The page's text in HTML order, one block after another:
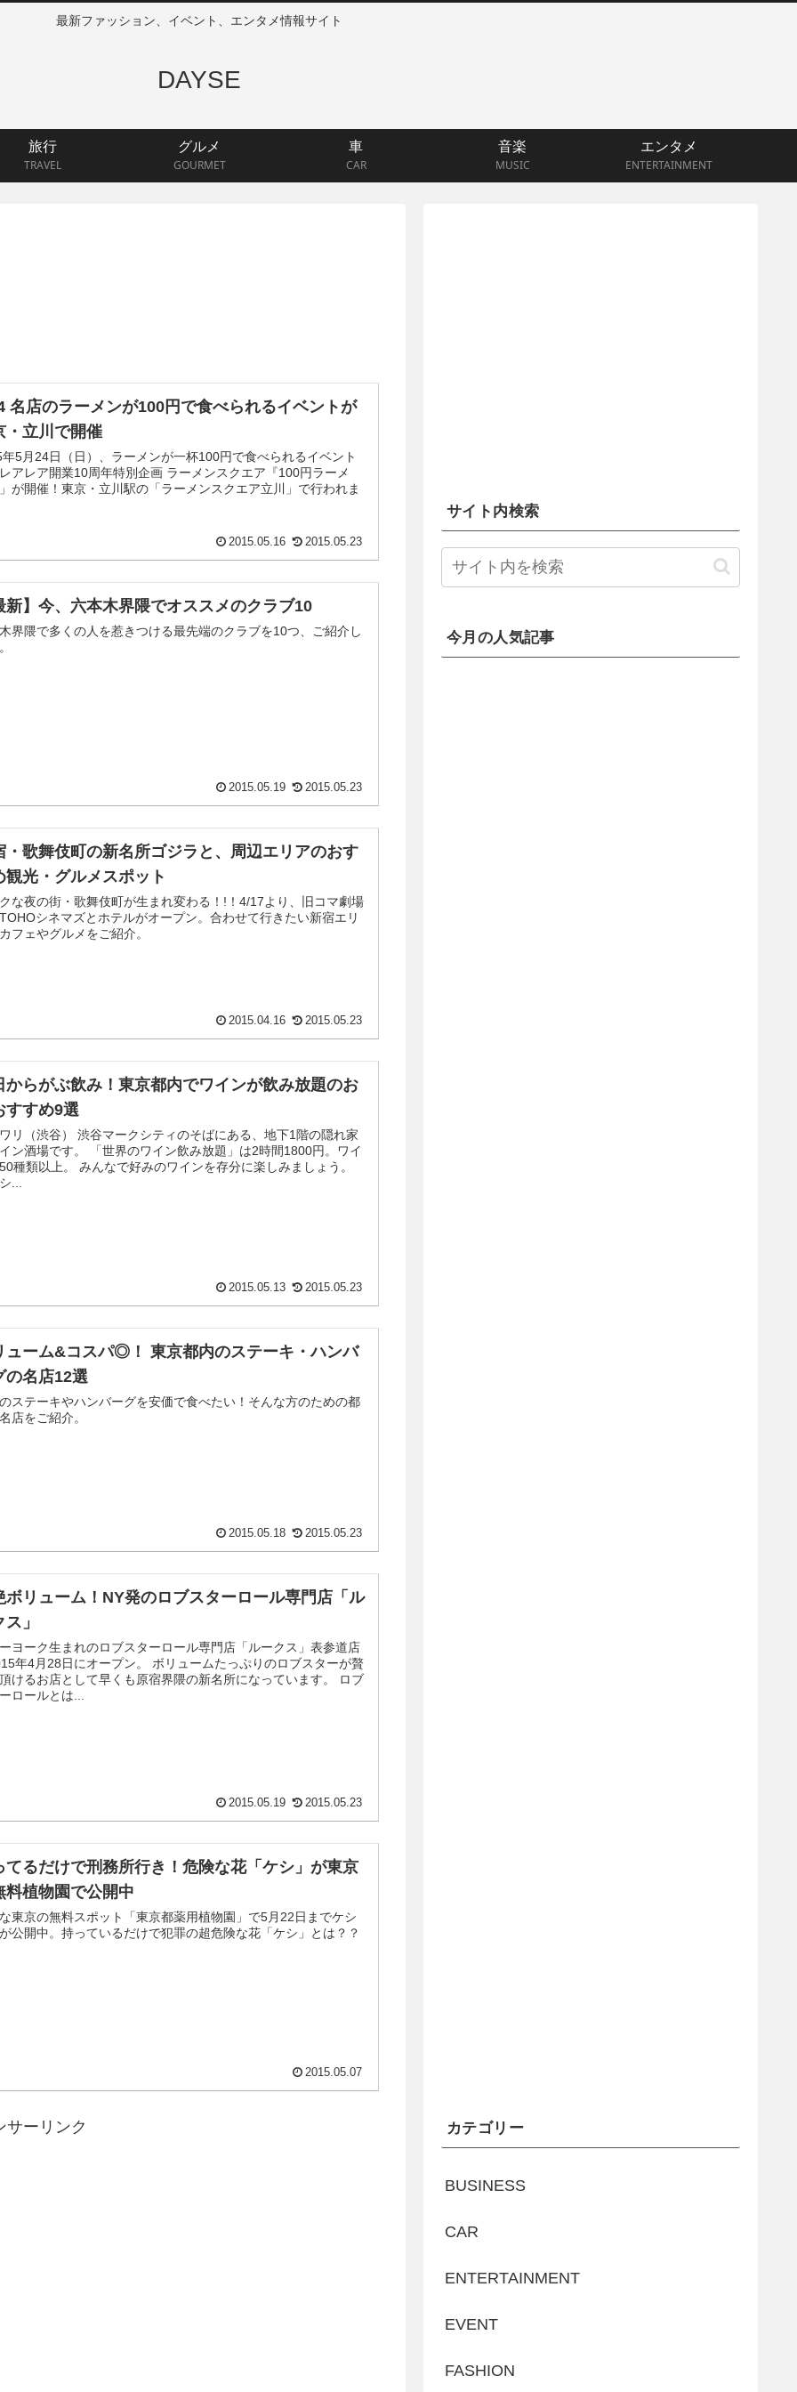
最新ファッション、イベント、エンタメ情報サイト
DAYSE
旅行
TRAVEL
グルメ
GOURMET
車
CAR
音楽
MUSIC
エンタメ
ENTERTAINMENT
名店のラーメンが100円で食べられるイベントが
・立川で開催
5月24日（日）、ラーメンが一杯100円で食べられるイベント
アレア開業10周年特別企画 ラーメンスクエア『100円ラーメ
が開催！東京・立川駅の「ラーメンスクエア立川」で行われま
2015.05.16 2015.05.23
新】今、六本木界隈でオススメのクラブ10
界隈で多くの人を惹きつける最先端のクラブを10つ、ご紹介し
2015.05.19 2015.05.23
・歌舞伎町の新名所ゴジラと、周辺エリアのおす
観光・グルメスポット
な夜の街・歌舞伎町が生まれ変わる！!！4/17より、旧コマ劇場
シネマズとホテルがオープン。合わせて行きたい新宿エリ
フェやグルメをご紹介。
2015.04.16 2015.05.23
からがぶ飲み！東京都内でワインが飲み放題のお
すすめ9選
リ（渋谷） 渋谷マークシティのそばにある、地下1階の隠れ家
ン酒場です。 「世界のワイン飲み放題」は2時間1800円。ワイ
種類以上。 みんなで好みのワインを存分に楽しみましょう。
...
2015.05.13 2015.05.23
ューム&コスパ◎！ 東京都内のステーキ・ハンバ
の名店12選
ステーキやハンバーグを安価で食べたい！そんな方のための都
店をご紹介。
2015.05.18 2015.05.23
ボリューム！NY発のロブスターロール専門店「ル
」
ヨーク生まれのロブスターロール専門店「ルークス」表参道店
年4月28日にオープン。 ボリュームたっぷりのロブスターが贅
けるお店として早くも原宿界隈の新名所になっています。 ロブ
ロールとは...
2015.05.19 2015.05.23
てるだけで刑務所行き！危険な花「ケシ」が東京
料植物園で公開中
東京の無料スポット「東京都薬用植物園」で5月22日までケシ
公開中。持っているだけで犯罪の超危険な花「ケシ」とは？？
2015.05.07
サーリンク
サイト内検索
今月の人気記事
カテゴリー
BUSINESS
CAR
ENTERTAINMENT
EVENT
FASHION